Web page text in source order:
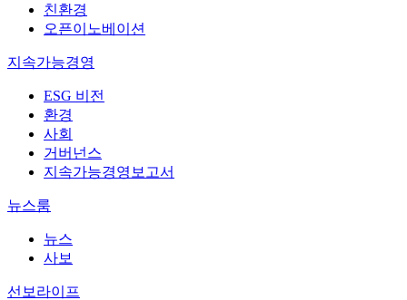
친환경
오픈이노베이션
지속가능경영
ESG 비전
환경
사회
거버넌스
지속가능경영보고서
뉴스룸
뉴스
사보
선보라이프